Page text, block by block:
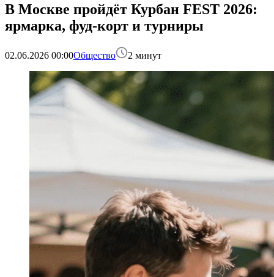
В Москве пройдёт Курбан FEST 2026:
ярмарка, фуд-корт и турниры
02.06.2026 00:00Общество 2 минут